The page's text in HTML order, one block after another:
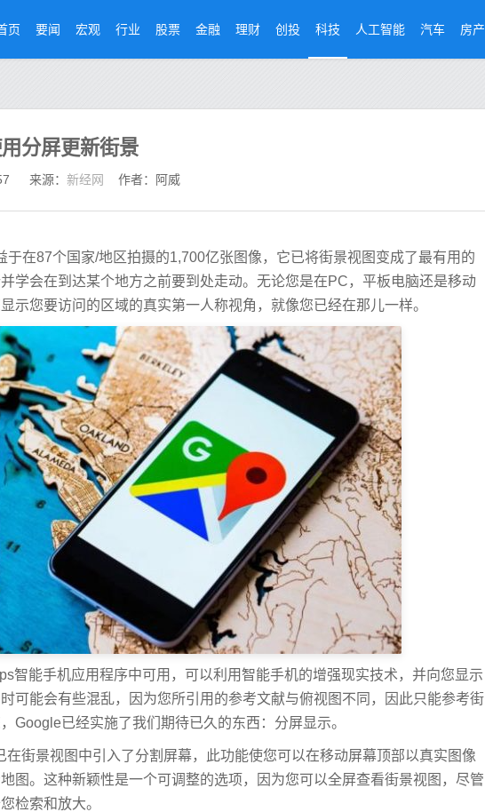
页 要闻 宏观 行业 股票 金融 理财 创投 科技 人工智能 汽车 房产
分屏更新街景
来源： 新经网 作者：阿威
在87个国家/地区拍摄的1,700亿张图像，它已将街景视图变成了最有用的
学会在到达某个地方之前要到处走动。无论您是在PC，平板电脑还是移动
示您要访问的区域的真实第一人称视角，就像您已经在那儿一样。
智能手机应用程序中可用，可以利用智能手机的增强现实技术，并向您显示
可能会有些混乱，因为您所引用的参考文献与俯视图不同，因此只能参考街
Google已经实施了我们期待已久的东西：分屏显示。
街景视图中引入了分割屏幕，此功能使您可以在移动屏幕顶部以真实图像
图。这种新颖性是一个可调整的选项，因为您可以全屏查看街景视图，尽管
检索和放大。